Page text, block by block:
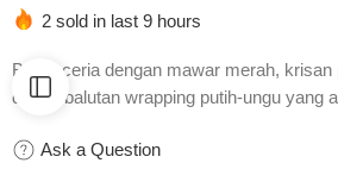
2 sold in last 9 hours
Buket ceria dengan mawar merah,
dalam balutan wrapping putih-ungu yang
Ask a Question